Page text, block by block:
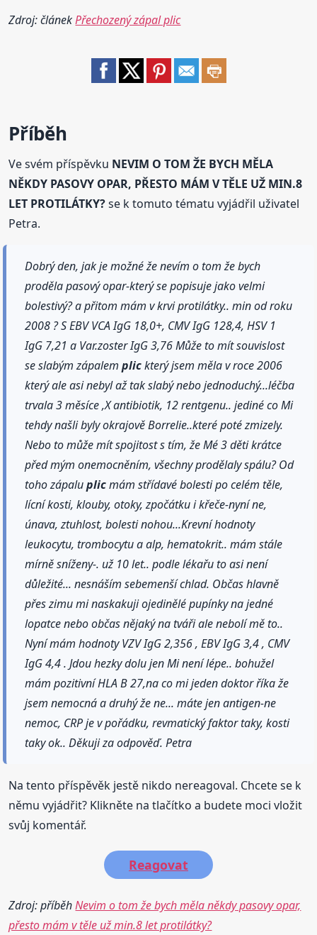
Zdroj: článekPřechozený zápal plic
Příběh
Ve svém příspěvku NEVIM O TOM ŽE BYCH MĚLA
NĚKDY PASOVY OPAR, PŘESTO MÁM V TĚLE UŽ MIN.8
LET PROTILÁTKY?se k tomuto tématu vyjádřil uživatel
Petra.
Dobrý den, jak je možné že nevím o tom že bych
proděla pasový opar-který se popisuje jako velmi
bolestivý? a přitom mám v krvi protilátky.. min od roku
2008 ? S EBV VCA IgG 18,0+, CMV IgG 128,4, HSV 1
IgG 7,21 a Var.zoster IgG 3,76 Může to mít souvislost
se slabým zápalemplickterý jsem měla v roce 2006
který ale asi nebyl až tak slabý nebo jednoduchý...léčba
trvala 3 měsíce ,X antibiotik, 12 rentgenu.. jediné co Mi
tehdy našli byly okrajově Borrelie..které poté zmizely.
Nebo to může mít spojitost s tím, že Mé 3 děti krátce
před mým onemocněním, všechny prodělaly spálu? Od
toho zápaluplicmám střídavé bolesti po celém těle,
lícní kosti, klouby, otoky, zpočátku i křeče-nyní ne,
únava, ztuhlost, bolesti nohou...Krevní hodnoty
leukocytu, trombocytu a alp, hematokrit.. mám stále
mírně sníženy-. už 10 let.. podle lékařu to asi není
důležité... nesnáším sebemenší chlad. Občas hlavně
přes zimu mi naskakuji ojedinělé pupínky na jedné
lopatce nebo občas nějaký na tváři ale nebolí mě to..
Nyní mám hodnoty VZV IgG 2,356 , EBV IgG 3,4 , CMV
IgG 4,4 . Jdou hezky dolu jen Mi není lépe.. bohužel
mám pozitivní HLA B 27,na co mi jeden doktor říka že
jsem nemocná a druhý že ne... máte jen antigen-ne
nemoc, CRP je v pořádku, revmatický faktor taky, kosti
taky ok.. Děkuji za odpověď. Petra
Na tento příspěvěk jestě nikdo nereagoval. Chcete se k
němu vyjádřit? Klikněte na tlačítko a budete moci vložit
svůj komentář.
Reagovat
Zdroj: příběhNevim o tom že bych měla někdy pasovy opar,
přesto mám v těle už min.8 let protilátky?